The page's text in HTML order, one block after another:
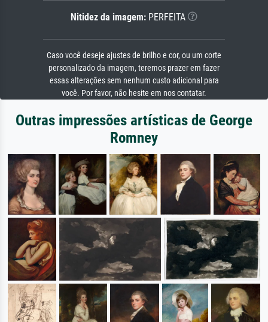
Nitidez da imagem: PERFEITA
Caso você deseje ajustes de brilho e cor, ou um corte
personalizado da imagem, teremos prazer em fazer
essas alterações sem nenhum custo adicional para
você. Por favor, não hesite em nos contatar.
Outras impressões artísticas de George
Romney